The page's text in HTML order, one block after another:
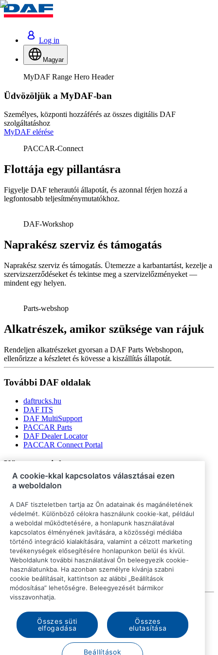
Log in
Magyar
MyDAF Range Hero Header
Üdvözöljük a MyDAF‑ban
Személyes, központi hozzáférés az összes digitális DAF
szolgáltatáshoz
MyDAF elérése
PACCAR-Connect
Flottája egy pillantásra
Figyelje DAF teherautói állapotát, és azonnal férjen hozzá a
legfontosabb teljesítménymutatókhoz.
DAF-Workshop
Naprakész szerviz és támogatás
Naprakész szerviz és támogatás. Ütemezze a karbantartást, kezelje a
szervizszerződéseket és tekintse meg a szervizelőzményeket —
mindent egy helyen.
Parts-webshop
Alkatrészek, amikor szüksége van rájuk
Rendeljen alkatrészeket gyorsan a DAF Parts Webshopon,
ellenőrizze a készletet és kövesse a kiszállítás állapotát.
További DAF oldalak
daftrucks.hu
DAF ITS
DAF MultiSupport
PACCAR Parts
DAF Dealer Locator
PACCAR Connect Portal
Kövessen minket
Jogi közlemény
Adatvédelmi nyilatkozat
Általános feltételek
Szolgáltatási feltételek
A DAF és a cookie‑k
A cookie-kkal kapcsolatos választásai ezen
a weboldalon
A DAF tiszteletben tartja az Ön adatainak és magánéletének
védelmét. Különböző célokra használunk cookie-kat, például
a weboldal működtetésére, a honlapunk használatával
kapcsolatos élményének javítására, a közösségi médiába
történő integráció kialakítására, valamint a célzott marketing
tevékenységek elősegítésére honlapunkon belül és kívül.
Weboldalunk további használatával Ön beleegyezik cookie-
használatunkba. Ha azonban személyre kívánja szabni
cookie beállításait, kattintson az alábbi „Beállítások
módosítása” lehetőségre. Beleegyezését bármikor
visszavonhatja.
Összes süti
elfogadása
Összes
elutasítása
Beállítások